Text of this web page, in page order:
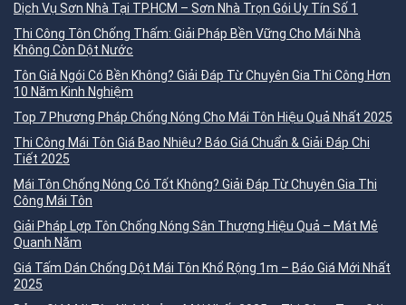
Dịch Vụ Sơn Nhà Tại TP.HCM – Sơn Nhà Trọn Gói Uy Tín Số 1
Thi Công Tôn Chống Thấm: Giải Pháp Bền Vững Cho Mái Nhà
Không Còn Dột Nước
Tôn Giả Ngói Có Bền Không? Giải Đáp Từ Chuyên Gia Thi Công Hơn
10 Năm Kinh Nghiệm
Top 7 Phương Pháp Chống Nóng Cho Mái Tôn Hiệu Quả Nhất 2025
Thi Công Mái Tôn Giá Bao Nhiêu? Báo Giá Chuẩn & Giải Đáp Chi
Tiết 2025
Mái Tôn Chống Nóng Có Tốt Không? Giải Đáp Từ Chuyên Gia Thi
Công Mái Tôn
Giải Pháp Lợp Tôn Chống Nóng Sân Thượng Hiệu Quả – Mát Mẻ
Quanh Năm
Giá Tấm Dán Chống Dột Mái Tôn Khổ Rộng 1m – Báo Giá Mới Nhất
2025